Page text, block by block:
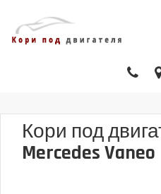
Кори под
Mercedes Vaneo